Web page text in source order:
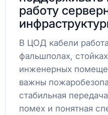
работу
В ЦОД кабели
фальшполах,
инженерных
важны
стабильная
помех и понятная